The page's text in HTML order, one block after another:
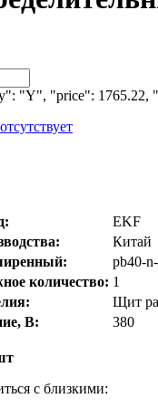
"Y", "price": 1765.22,
EKF
Китай
pb40-
количество: 1
Щит
В:
380
с близкими: